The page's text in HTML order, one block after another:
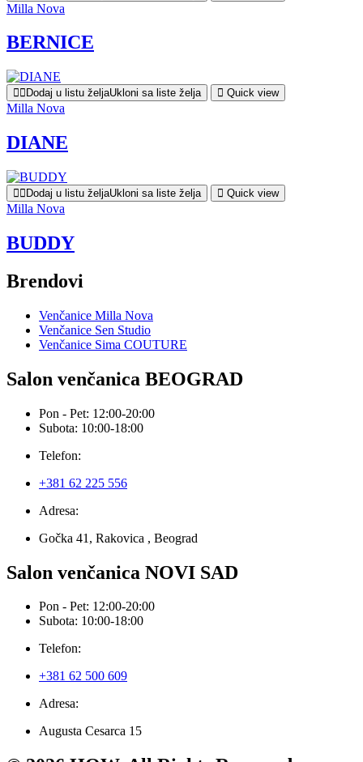
Milla Nova
BERNICE
Dodaj u listu željaUkloni sa liste želja Quick view
Milla Nova
DIANE
Dodaj u listu željaUkloni sa liste želja Quick view
Milla Nova
BUDDY
Brendovi
Venčanice Milla Nova
Venčanice Sen Studio
Venčanice Sima COUTURE
Salon venčanica BEOGRAD
Pon - Pet: 12:00-20:00
Subota: 10:00-18:00
Telefon:
+381 62 225 556
Adresa:
Gočka 41, Rakovica , Beograd
Salon venčanica NOVI SAD
Pon - Pet: 12:00-20:00
Subota: 10:00-18:00
Telefon:
+381 62 500 609
Adresa:
Augusta Cesarca 15